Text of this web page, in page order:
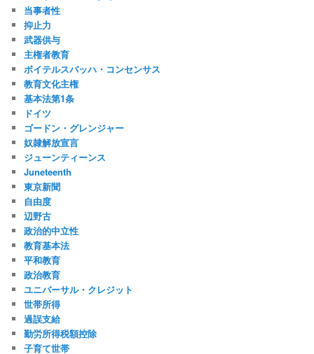
当事者性
抑止力
武器供与
主権者教育
ボイテルスバッハ・コンセンサス
教育文化主権
基本法第1条
ドイツ
ゴードン・グレンジャー
奴隷解放宣言
ジューンティーンス
Juneteenth
東京新聞
自由度
辺野古
政治的中立性
教育基本法
平和教育
政治教育
ユニバーサル・クレジット
世帯所得
過誤支給
勤労所得税額控除
子育て世帯